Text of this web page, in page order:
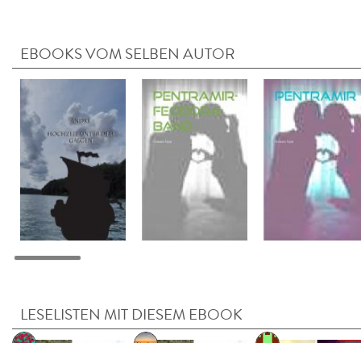
EBOOKS VOM SELBEN AUTOR
LESELISTEN MIT DIESEM EBOOK